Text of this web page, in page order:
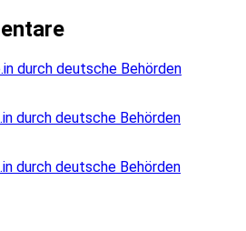
durch deutsche Behörden
durch deutsche Behörden
durch deutsche Behörden